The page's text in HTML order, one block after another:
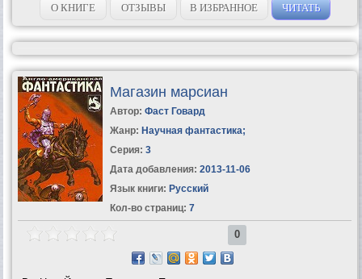
О КНИГЕ ОТЗЫВЫ В ИЗБРАННОЕ ЧИТАТЬ
Магазин марсиан
Автор: Фаст Говард
Жанр: Научная фантастика;
Серия: 3
Дата добавления: 2013-11-06
Язык книги: Русский
Кол-во страниц: 7
0